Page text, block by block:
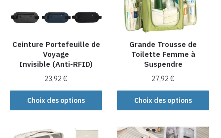
Ceinture Portefeuille de
Voyage
Invisible (Anti-RFID)
23,92€
Choix des options
Ce
produit
plusieurs
Grande Trousse de
Toilette Femme à
Suspendre
27,92€
Choix des options
Ce
produit
plusieurs